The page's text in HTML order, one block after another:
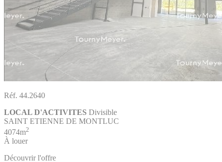
Réf. 44.2640
LOCAL D'ACTIVITES Divisible
SAINT ETIENNE DE MONTLUC
4074m2
À louer
Découvrir l'offre